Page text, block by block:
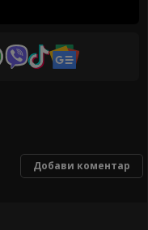
Добави коментар